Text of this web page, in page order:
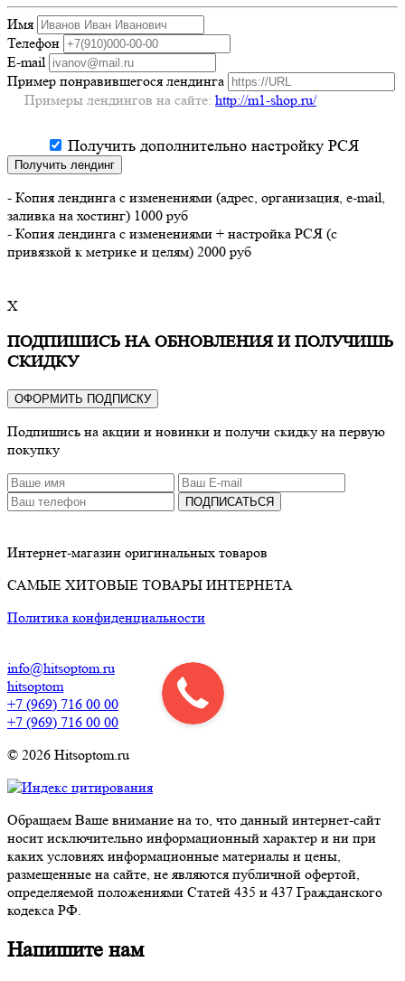
Имя
Телефон
E-mail
Пример понравившегося лендинга
Примеры лендингов на сайте: http://m1-shop.ru/
Получить дополнительно настройку РСЯ
Получить лендинг
- Копия лендинга с изменениями (адрес, организация, e-mail,
заливка на хостинг) 1000 руб
- Копия лендинга с изменениями + настройка РСЯ (с
привязкой к метрике и целям) 2000 руб
X
ПОДПИШИСЬ НА ОБНОВЛЕНИЯ И ПОЛУЧИШЬ
СКИДКУ
ОФОРМИТЬ ПОДПИСКУ
Подпишись на акции и новинки и получи скидку на первую
покупку
ПОДПИСАТЬСЯ
Интернет-магазин оригинальных товаров
САМЫЕ ХИТОВЫЕ ТОВАРЫ ИНТЕРНЕТА
Политика конфиденциальности
info@hitsoptom.ru
hitsoptom
+7 (969) 716 00 00
+7 (969) 716 00 00
© 2026 Hitsoptom.ru
Обращаем Ваше внимание на то, что данный интернет-сайт
носит исключительно информационный характер и ни при
каких условиях информационные материалы и цены,
размещенные на сайте, не являются публичной офертой,
определяемой положениями Статей 435 и 437 Гражданского
кодекса РФ.
Напишите нам